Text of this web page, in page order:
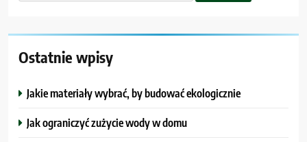
Ostatnie wpisy
Jakie materiały wybrać, by budować ekologicznie
Jak ograniczyć zużycie wody w domu